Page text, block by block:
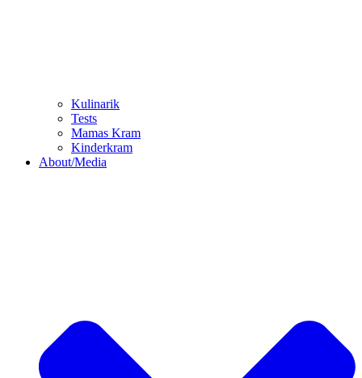
Kulinarik
Tests
Mamas Kram
Kinderkram
About/Media